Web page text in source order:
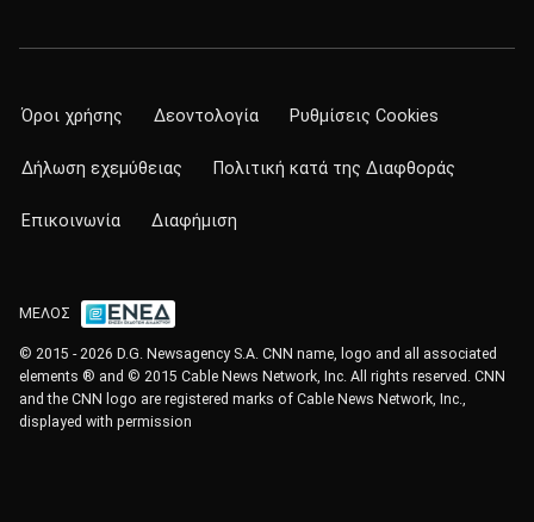
Όροι χρήσης Δεοντολογία Ρυθμίσεις Cookies
Δήλωση εχεμύθειας Πολιτική κατά της Διαφθοράς
Επικοινωνία Διαφήμιση
ΜΕΛΟΣ
© 2015 - 2026 D.G. Newsagency S.A. CNN name, logo and all associated
elements ® and © 2015 Cable News Network, Inc. All rights reserved. CNN
and the CNN logo are registered marks of Cable News Network, Inc.,
displayed with permission